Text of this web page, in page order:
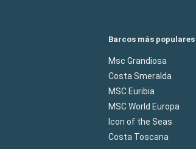
Barcos más populares
Msc Grandiosa
Costa Smeralda
MSC Euribia
MSC World Europa
Icon of the Seas
Costa Toscana